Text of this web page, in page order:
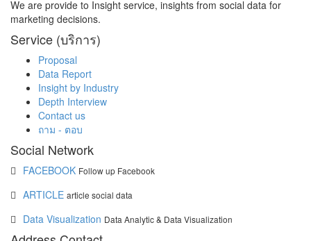
We are provide to Insight service, insights from social data for
marketing decisions.
Service (บริการ)
Proposal
Data Report
Insight by Industry
Depth Interview
Contact us
ถาม - ตอบ
Social Network
FACEBOOK Follow up Facebook
ARTICLE article social data
Data Visualization Data Analytic & Data Visualization